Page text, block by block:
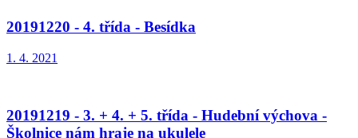
20191220 - 4. třída - Besídka
1. 4. 2021
20191219 - 3. + 4. + 5. třída - Hudební výchova -
Školnice nám hraje na ukulele